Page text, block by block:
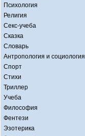
Психология
Религия
Секс-учеба
Сказка
Словарь
Антропология и социология
Спорт
Стихи
Триллер
Учеба
Философия
Фентези
Эзотерика